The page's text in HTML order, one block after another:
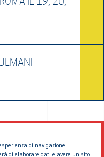
di navigazione.
di elaborare dati e avere un sito